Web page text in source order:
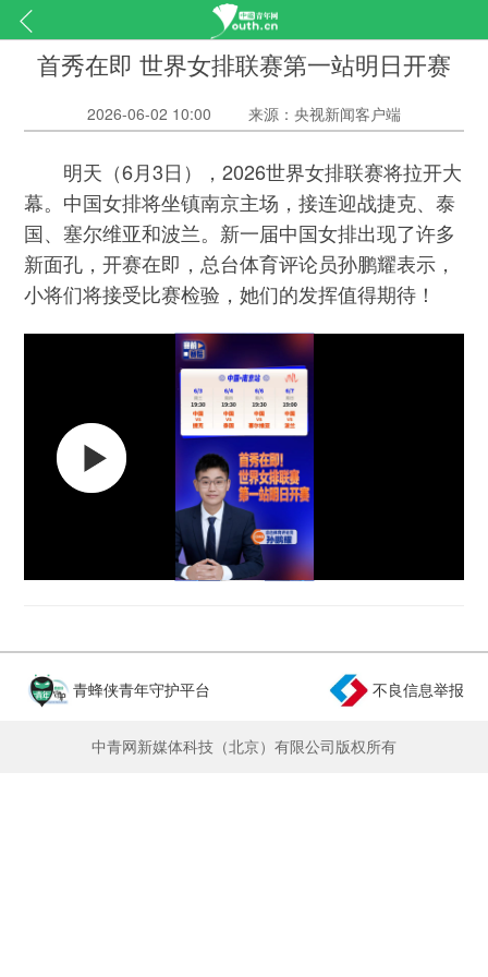
首秀在即 世界女排联赛第一站明日开赛
2026-06-02 10:00 来源：央视新闻客户端
明天（6月3日），2026世界女排联赛将拉开大
幕。中国女排将坐镇南京主场，接连迎战捷克、泰
国、塞尔维亚和波兰。新一届中国女排出现了许多
新面孔，开赛在即，总台体育评论员孙鹏耀表示，
小将们将接受比赛检验，她们的发挥值得期待！
青蜂侠青年守护平台 不良信息举报
中青网新媒体科技（北京）有限公司版权所有